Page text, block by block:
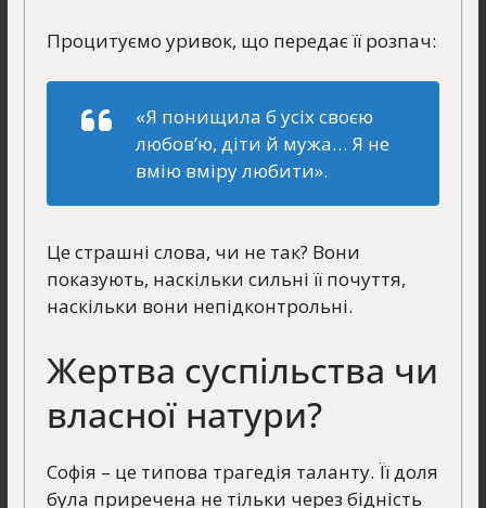
Процитуємо уривок, що передає її розпач:
«Я понищила б усіх своєю
любов’ю, діти й мужа… Я не
вмію вміру любити».
Це страшні слова, чи не так? Вони
показують, наскільки сильні її почуття,
наскільки вони непідконтрольні.
Жертва суспільства чи
власної натури?
Софія – це типова трагедія таланту. Її доля
була приречена не тільки через бідність